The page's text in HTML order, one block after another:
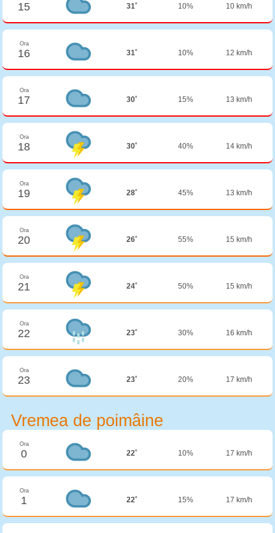
15 31˚ 10% 10 km/h
Ora
16 31˚ 10% 12 km/h
Ora
17 30˚ 15% 13 km/h
Ora
18 30˚ 40% 14 km/h
Ora
19 28˚ 45% 13 km/h
Ora
20 26˚ 55% 15 km/h
Ora
21 24˚ 50% 15 km/h
Ora
22 23˚ 30% 16 km/h
Ora
23 23˚ 20% 17 km/h
Vremea de poimâine
Ora
0 22˚ 10% 17 km/h
Ora
1 22˚ 15% 17 km/h